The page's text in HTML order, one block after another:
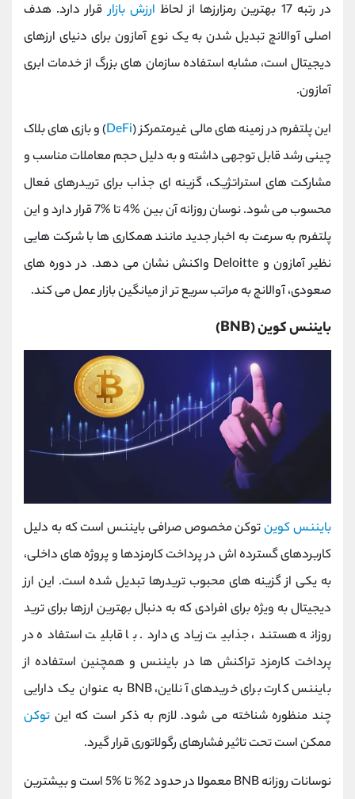
در رتبه 17 بهترین رمزارزها از لحاظ
ارزش بازارقرار دارد. هدف
اصلی آوالانچ تبدیل شدن به یک نوع آمازون برای دنیای ارزهای
دیجیتال است، مشابه استفاده سازمان ‌های بزرگ از خدمات ابری
آمازون.
این پلتفرم در زمینه‌ های مالی غیرمتمرکز (DeFi) و بازی ‌های بلاک
چینی رشد قابل توجهی داشته و به دلیل حجم معاملات مناسب و
مشارکت ‌های استراتژیک، گزینه ‌ای جذاب برای تریدرهای فعال
محسوب می ‌شود. نوسان روزانه آن بین %4 تا %7 قرار دارد و این
پلتفرم به سرعت به اخبار جدید مانند همکاری ‌ها با شرکت ‌هایی
نظیر آمازون و Deloitte واکنش نشان می‌ دهد. در دوره‌ های
صعودی، آوالانچ به مراتب سریع ‌تر از میانگین بازار عمل می کند.
بایننس کوین (BNB)
بایننس کوینتوکن مخصوص صرافی بایننس است که به دلیل
کاربردهای گسترده ‌اش در پرداخت کارمزدها و پروژه‌ های داخلی،
به یکی از گزینه ‌های محبوب تریدرها تبدیل شده است. این ارز
دیجیتال به ویژه برای افرادی که به دنبال بهترین ارزها برای ترید
روزانه هستند، جذابیت زیادی دارد. با قابلیت استفاده در
پرداخت کارمزد تراکنش ‌ها در بایننس و همچنین استفاده از
بایننس کارت برای خریدهای آنلاین، BNB به عنوان یک دارایی
چند منظوره شناخته می‌ شود. لازم به ذکر است که این توکن
ممکن است تحت تاثیر فشارهای رگولاتوری قرار گیرد.
نوسانات روزانه BNB معمولا در حدود 2% تا %5 است و بیشترین